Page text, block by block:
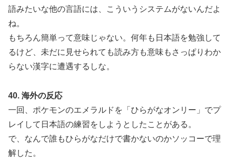
語みたいな他の言語には、こういうシステムがないんだよ
ね。
もちろん簡単って意味じゃない。何年も日本語を勉強して
るけど、未だに見せられても読み方も意味もさっぱりわか
らない漢字に遭遇するしな。
40. 海外の反応
一回、ポケモンのエメラルドを「ひらがなオンリー」でプ
レイして日本語の練習をしようとしたことがある。
で、なんで誰もひらがなだけで書かないのかソッコーで理
解した。